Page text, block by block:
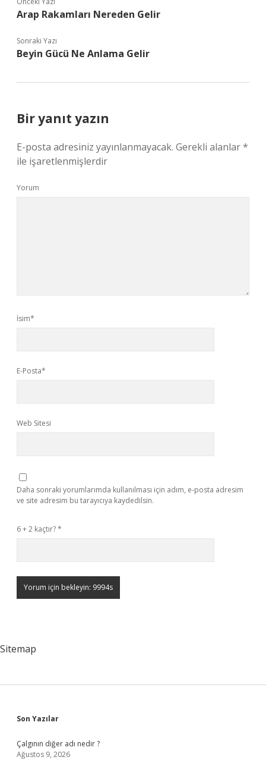
Arap Rakamları Nereden Gelir
Sonraki Yazı
Beyin Gücü Ne Anlama Gelir
Bir yanıt yazın
E-posta adresiniz yayınlanmayacak. Gerekli alanlar*
ile işaretlenmişlerdir
Yorum
İsim*
E-Posta*
Web Sitesi
Daha sonraki yorumlarımda kullanılması için adım, e-posta adresim
ve site adresim bu tarayıcıya kaydedilsin.
6 + 2 kaçtır?*
Sitemap
Sidebar
Son Yazılar
Çalgının diğer adı nedir ?
Ağustos 9, 2026